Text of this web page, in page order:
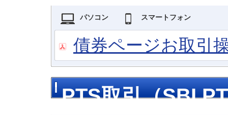
パソコン スマートフォン
債券ページお取引
PTS取引（SBI